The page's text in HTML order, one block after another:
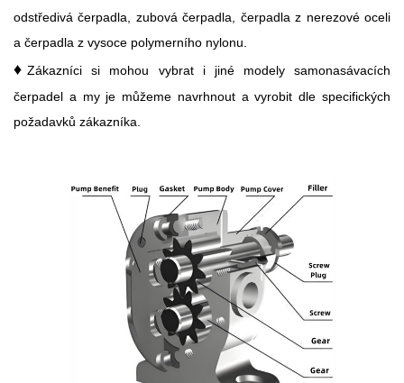
odstředivá čerpadla, zubová čerpadla, čerpadla z nerezové oceli
a čerpadla z vysoce polymerního nylonu.
♦Zákazníci si mohou vybrat i jiné modely samonasávacích
čerpadel a my je můžeme navrhnout a vyrobit dle specifických
požadavků zákazníka.